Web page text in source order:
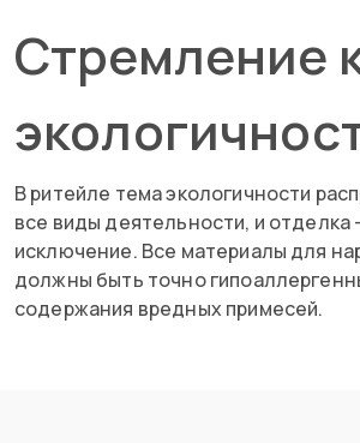
Стремление
В ритейле тема экологичности
все виды деятельности, и отделка
исключение. Все материалы для
должны быть точно
содержания вредных примесей.